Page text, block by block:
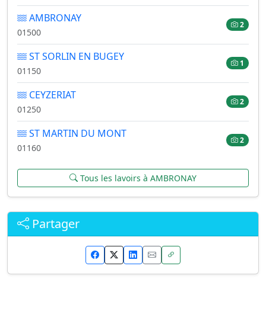
AMBRONAY
01500
2
ST SORLIN EN BUGEY
01150
1
CEYZERIAT
01250
2
ST MARTIN DU MONT
01160
2
Tous les lavoirs à AMBRONAY
Partager